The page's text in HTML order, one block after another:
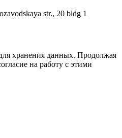
str., 20 bldg 1
хранения данных. Продолжая
на работу с этими